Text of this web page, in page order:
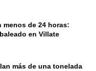
menos de 24 horas:
en Villate
más de una tonelada